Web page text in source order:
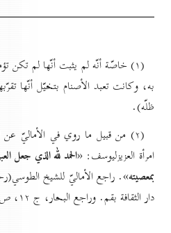
(۱) خاصّة أنّه لم يثبت أنّها لم تكن
به، وكانت تعبد الأصنام بتخيّل أنّها
ظلّه).
(۲) من قبيل ما روي في الأماليّ عن
امرأة العزيزليوسف: «الحمد لله الذي جعل
بمعصيته
دار الثقافة بقم. وراجع البحار، ج ۱۲، ص ۲٦۹. (من المؤلّف دام ظلّه).